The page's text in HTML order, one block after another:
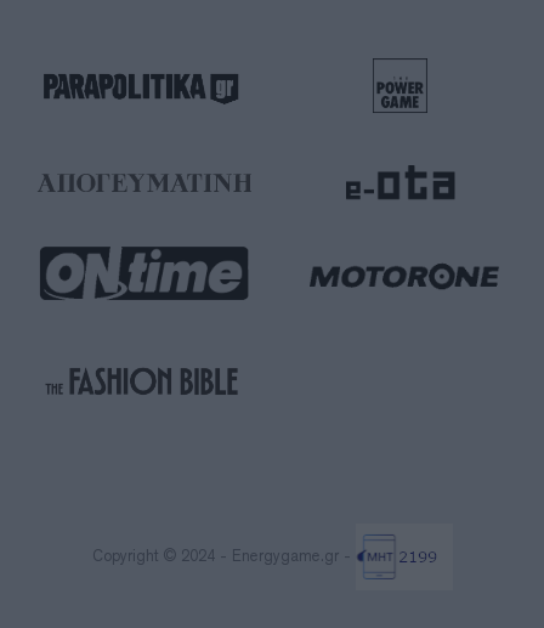
Copyright © 2024 - Energygame.gr -